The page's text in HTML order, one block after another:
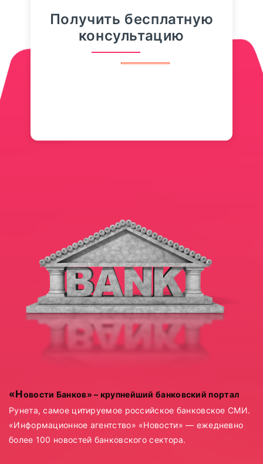
официальный...
ПОДРОБНЕЕ
Получить бесплатную
консультацию
«Новости Банков» – крупнейший банковский портал
Рунета, самое цитируемое российское банковское СМИ.
«Информационное агентство» «Новости» — ежедневно
более 100 новостей банковского сектора.